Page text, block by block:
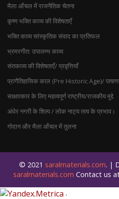
मैला आँचल में राजनैतिक चेतना
कृष्ण भक्ति काव्य की विशेषताएँ
भक्ति काव्य सांस्‍कृतिक संवाद का प्रतिफल
भ्रमरगीत: उपालम्भ काव्य
संतकाव्य की विशेषताएँ/ प्रवृत्तियाँ
प्रागैतिहासिक काल (Pre Historic Age)/
साक्षात्कार के लिए महत्वपूर्ण राष्ट्रीय/राजकीय मुद्दे
अंधेर नगरी के शिल्प / लोक नाट्य तत्व के प्रभाव।
गोदान और मैला आँचल में तुलना
© 2021 saralmaterials.com. |
saralmaterials.com Contact us
.